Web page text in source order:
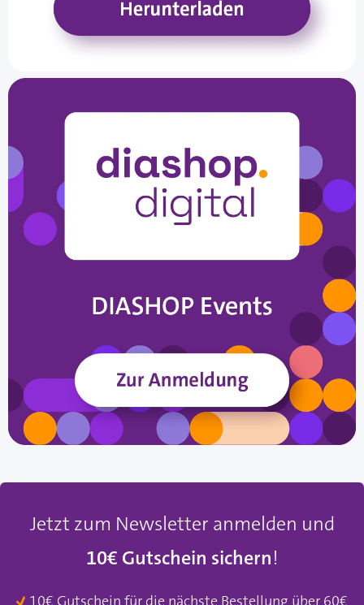
Jetzt zum Newsletter anmelden und
10€ Gutschein sichern!